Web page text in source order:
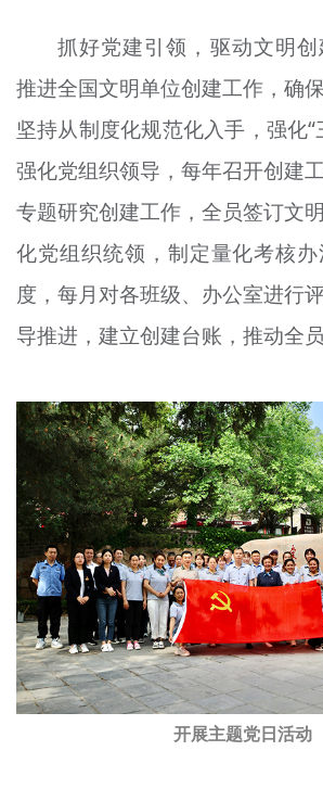
专题
资料库
抓好党建引领，驱动文明
推进全国文明单位创建工作，确
坚持从制度化规范化入手，强化“
强化党组织领导，每年召开创建
专题研究创建工作，全员签订文
化党组织统领，制定量化考核
度，每月对各班级、办公室进行
导推进，建立创建台账，推动全员
开展主题党日活动